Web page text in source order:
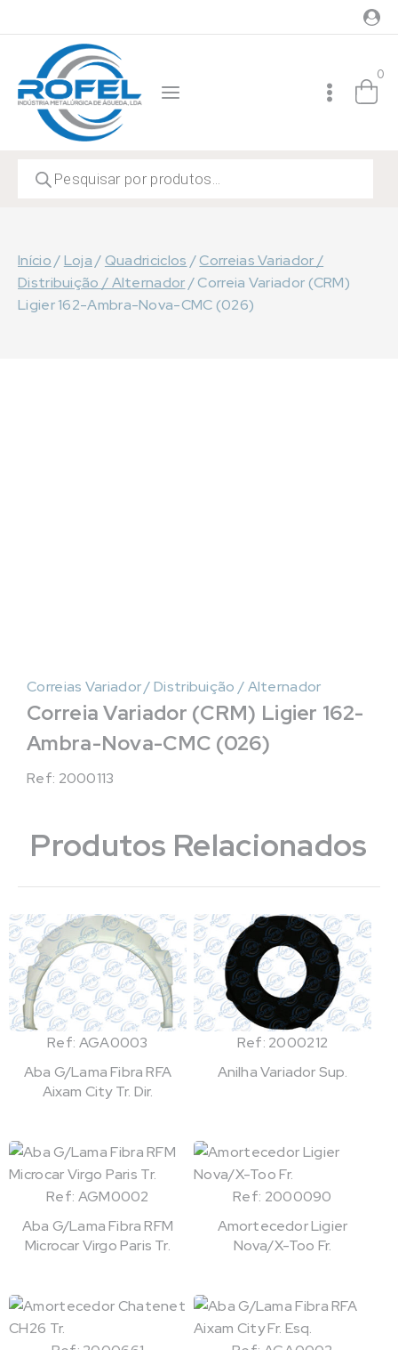
to
content
0
search
Início/Loja /Quadriciclos /Correias Variador /
Distribuição / Alternador/Correia Variador (CRM)
Ligier 162-Ambra-Nova-CMC (026)
Correias Variador / Distribuição / Alternador
Correia Variador (CRM) Ligier 162-
Ambra-Nova-CMC (026)
Ref: 2000113
Produtos Relacionados
Ref: AGA0003
Aba G/Lama Fibra RFA
Aixam City Tr. Dir.
Ref: 2000212
Anilha Variador Sup.
Ref: AGM0002
Aba G/Lama Fibra RFM
Microcar Virgo Paris Tr.
Ref: 2000090
Amortecedor Ligier
Nova/X-Too Fr.